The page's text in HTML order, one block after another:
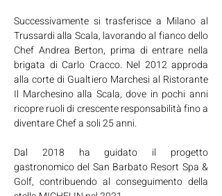
Successivamente si trasferisce a Milano al
Trussardi alla Scala, lavorando al fianco dello
Chef Andrea Berton, prima di entrare nella
brigata di Carlo Cracco. Nel 2012 approda
alla corte di Gualtiero Marchesi al Ristorante
Il Marchesino alla Scala, dove in pochi anni
ricopre ruoli di crescente responsabilità fino a
diventare Chef a soli 25 anni.
Dal 2018 ha guidato il progetto
gastronomico del San Barbato Resort Spa &
Golf, contribuendo al conseguimento della